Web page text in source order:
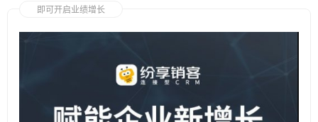
即可开启业绩增长